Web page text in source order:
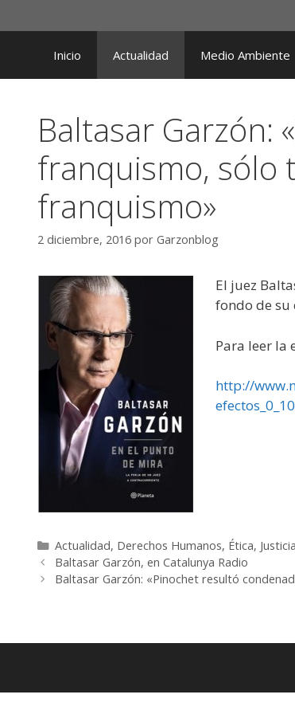
al
contenidoInicio Actualidad Medio Ambiente
Baltasar Garzón:
franquismo, sólo
franquismo»
2 diciembre, 2016 por Garzonblog
El juez
fondo de su
Para leer la
http://
Categorías
Actualidad, Derechos Humanos, Ética,
Baltasar Garzón, en Catalunya Radio
Baltasar Garzón: «Pinochet resultó